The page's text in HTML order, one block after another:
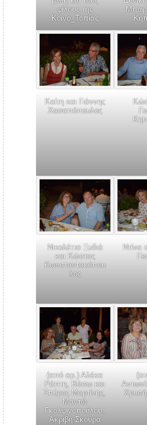
φίλους της
Κοινο_Τοπίας
Καίτη και Γιάννης
Χασαπόπουλος
Νικολέττα Ξυδιά
και Κώστας
Κωνσταντακόπου
λος
Ντίνα
(από αρ.) Αλέκα
Ράπτη, Βάσω και
Σπύρος Μαρτίνης,
Μαντώ
Γκολφινοπούλου,
Ακριβή Σκούρα